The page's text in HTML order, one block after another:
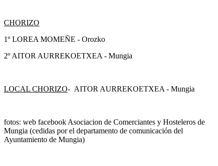
CHORIZO
1º LOREA MOMEÑE - Orozko
2º AITOR AURREKOETXEA - Mungia
LOCAL CHORIZO- AITOR AURREKOETXEA - Mungia
fotos: web facebook Asociacion de Comerciantes y Hosteleros de
Mungia (cedidas por el departamento de comunicación del
Ayuntamiento de Mungia)